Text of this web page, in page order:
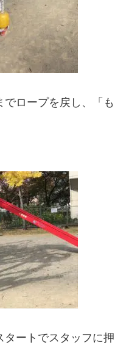
ロープを戻し、「
ートでスタッフに